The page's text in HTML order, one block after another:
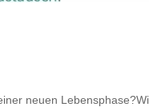
neuen